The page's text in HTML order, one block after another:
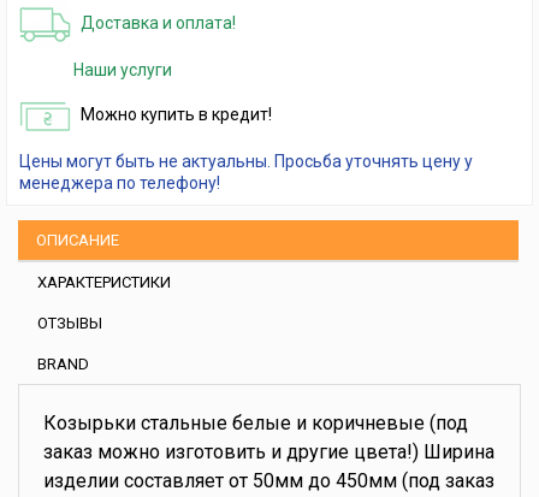
Доставка и оплата!
Наши услуги
Можно купить в кредит!
Цены могут быть не актуальны. Просьба уточнять цену у
менеджера по телефону!
ОПИСАНИЕ
ХАРАКТЕРИСТИКИ
ОТЗЫВЫ
BRAND
Козырьки стальные белые и коричневые (под
заказ можно изготовить и другие цвета!) Ширина
изделии составляет от 50мм до 450мм (под заказ